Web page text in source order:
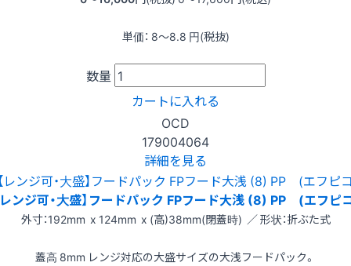
単価： 8〜8.8 円(税抜)
数量
カートに入れる
OCD
179004064
詳細を見る
レンジ可・大盛】フードパック FPフード大浅 (8) PP (エフピ
外寸：192mm x 124mm x (高)38mm(閉蓋時) ／ 形状：折ぶた式
蓋高 8mm レンジ対応の大盛サイズの大浅フードパック。